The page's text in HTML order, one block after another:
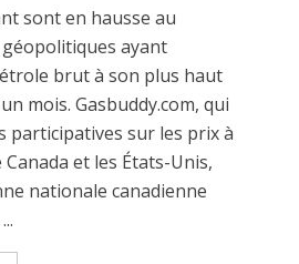
sont en hausse au
ayant
brut à son plus haut
mois. Gasbuddy.com, qui
participatives sur les prix à
et les États-Unis,
nationale canadienne